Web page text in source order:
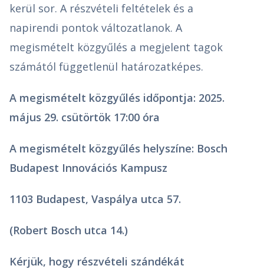
kerül sor. A részvételi feltételek és a
napirendi pontok változatlanok. A
megismételt közgyűlés a megjelent tagok
számától függetlenül határozatképes.
A megismételt közgyűlés időpontja: 2025.
május 29. csütörtök 17:00 óra
A megismételt közgyűlés helyszíne: Bosch
Budapest Innovációs Kampusz
1103 Budapest, Vaspálya utca 57.
(Robert Bosch utca 14.)
Kérjük, hogy részvételi szándékát